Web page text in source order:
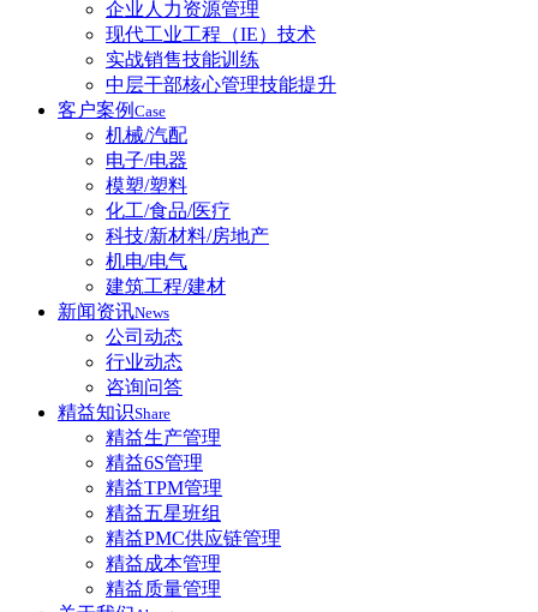
企业人力资源管理
现代工业工程（IE）技术
实战销售技能训练
中层干部核心管理技能提升
客户案例 Case
机械/汽配
电子/电器
模塑/塑料
化工/食品/医疗
科技/新材料/房地产
机电/电气
建筑工程/建材
新闻资讯News
公司动态
行业动态
咨询问答
精益知识Share
精益生产管理
精益6S管理
精益TPM管理
精益五星班组
精益PMC供应链管理
精益成本管理
精益质量管理